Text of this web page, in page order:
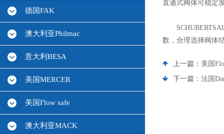
德国FAK
澳大利亚Philmac
意大利BESA
美国MERCER
美国Flow safe
澳大利亚MACK
直通式阀体可稳定
数，合理选择阀体
上一篇： 美国
下一篇： 法国